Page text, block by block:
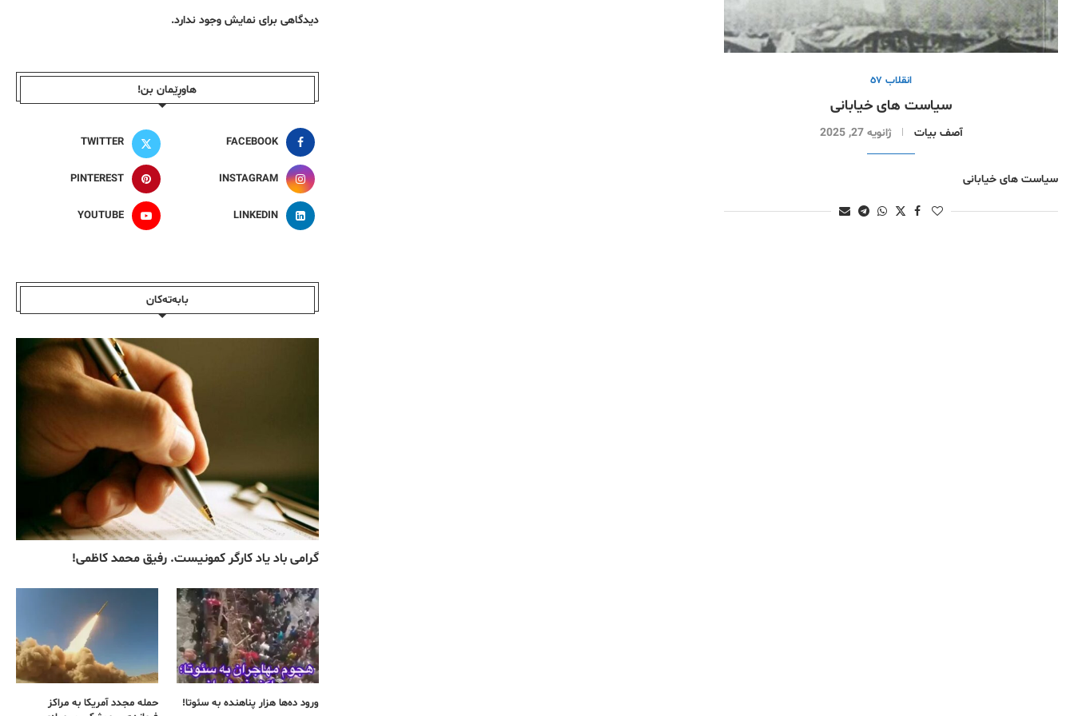
انقلاب ٥٧
سیاست های خیابانی
آصف بیات ژانویه 27, 2025
سیاست های خیابانی
دیدگاهی برای نمایش وجود ندارد.
هاوڕێمان بن!
FACEBOOK
TWITTER
INSTAGRAM
PINTEREST
LINKEDIN
YOUTUBE
بابەتەکان
گرامی باد یاد کارگر کمونیست. رفیق محمد کاظمی!
ورود ده‌ها هزار پناهنده به سئوتا!
حمله مجدد آمریکا به مراکز